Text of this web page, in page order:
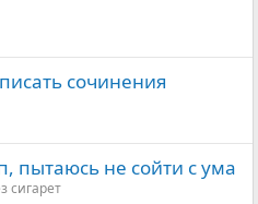
сочинения
пытаюсь не сойти с ума
сигарет